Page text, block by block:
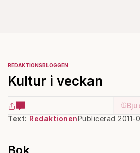
REDAKTIONSBLOGGEN
Kultur i veckan
Text: RedaktionenPublicerad 2011-